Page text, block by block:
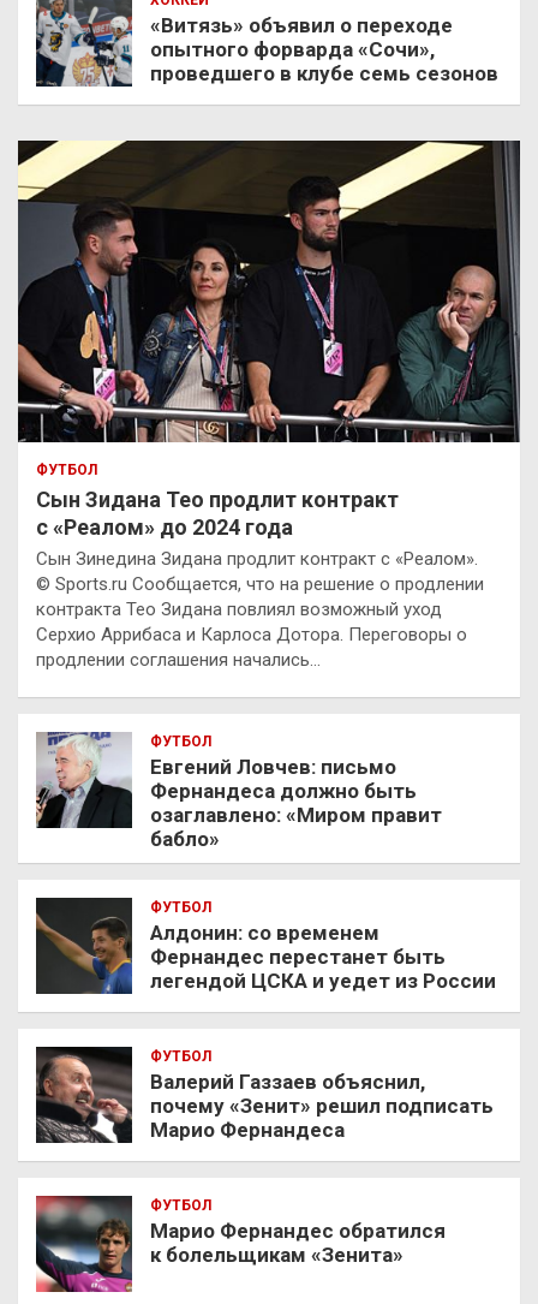
«Витязь» объявил о переходе
опытного форварда «Сочи»,
проведшего в клубе семь сезонов
ФУТБОЛ
Сын Зидана Тео продлит контракт
с «Реалом» до 2024 года
Сын Зинедина Зидана продлит контракт с «Реалом».
© Sports.ru Сообщается, что на решение о продлении
контракта Тео Зидана повлиял возможный уход
Серхио Аррибаса и Карлоса Дотора. Переговоры о
продлении соглашения начались…
ФУТБОЛ
Евгений Ловчев: письмо
Фернандеса должно быть
озаглавлено: «Миром правит
бабло»
ФУТБОЛ
Алдонин: со временем
Фернандес перестанет быть
легендой ЦСКА и уедет из России
ФУТБОЛ
Валерий Газзаев объяснил,
почему «Зенит» решил подписать
Марио Фернандеса
ФУТБОЛ
Марио Фернандес обратился
к болельщикам «Зенита»